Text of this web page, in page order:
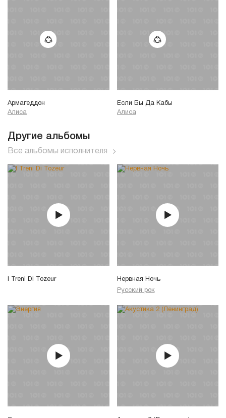
Армагеддон
Алиса
Если Бы Да Кабы
Алиса
Другие альбомы
Все альбомы исполнителя
I Treni Di Tozeur
Нервная Ночь
Русский рок